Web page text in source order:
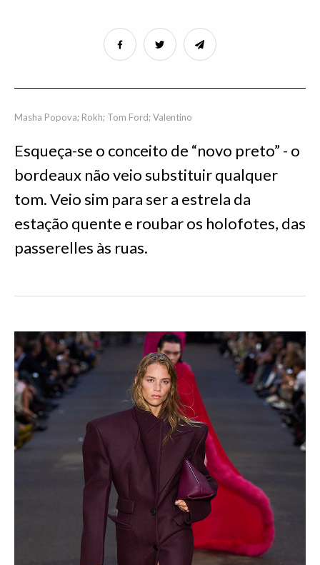
Masha Popova; Rokh; Tom Ford; Valentino
Esqueça-se o conceito de “novo preto” - o
bordeaux não veio substituir qualquer
tom. Veio sim para ser a estrela da
estação quente e roubar os holofotes, das
passerelles às ruas.